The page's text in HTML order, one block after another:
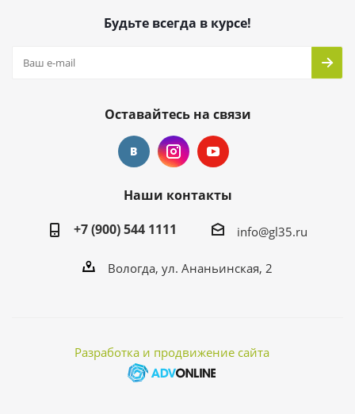
Будьте всегда в курсе!
Оставайтесь на связи
Наши контакты
+7 (900) 544 1111
info@gl35.ru
Вологда, ул. Ананьинская, 2
Разработка и продвижение сайта